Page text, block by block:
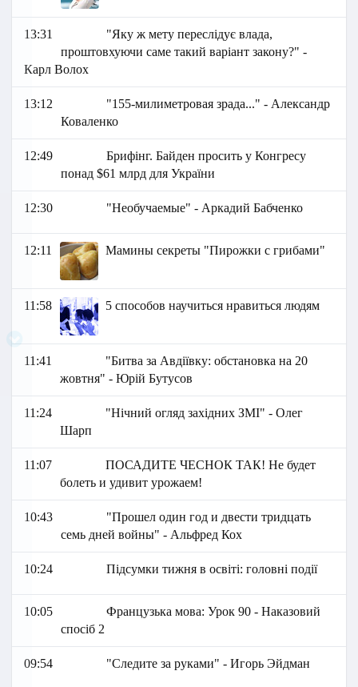
13:31
"Яку ж мету переслідує влада,
проштовхуючи саме такий варіант закону?" -
Карл Волох
13:12
"155-милиметровая зрада..." - Александр
Коваленко
12:49
Брифінг. Байден просить у Конгресу
понад $61 млрд для України
12:30 "Необучаемые" - Аркадий Бабченко
12:11 Мамины секреты "Пирожки с грибами"
11:58 5 способов научиться нравиться людям
11:41
"Битва за Авдіївку: обстановка на 20
жовтня" - Юрій Бутусов
11:24
"Нічний огляд західних ЗМІ" - Олег
Шарп
11:07
ПОСАДИТЕ ЧЕСНОК ТАК! Не будет
болеть и удивит урожаем!
10:43
"Прошел один год и двести тридцать
семь дней войны" - Альфред Кох
10:24 Підсумки тижня в освіті: головні події
10:05
Французька мова: Урок 90 - Наказовий
спосіб 2
09:54 "Следите за руками" - Игорь Эйдман